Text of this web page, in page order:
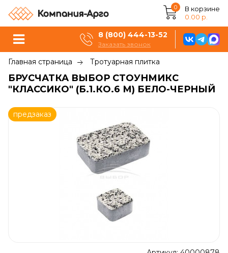
0
В корзине
0.00 р.
8 (800) 444-13-52
Заказать звонок
Главная страница Тротуарная плитка
БРУСЧАТКА ВЫБОР СТОУНМИКС
"КЛАССИКО" (Б.1.КО.6 М) БЕЛО-ЧЕРНЫЙ
предзаказ